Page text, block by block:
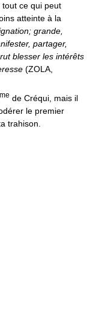
ce qui peut
atteinte à la
grande,
partager,
blesser les intérêts
(ZOLA,
me de Créqui, mais il
le premier
trahison.